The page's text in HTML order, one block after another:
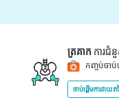
ត្រគាក ការជំ
កញ្ចប់ចាប់
ចាប់ផ្តើមការវាយតម្